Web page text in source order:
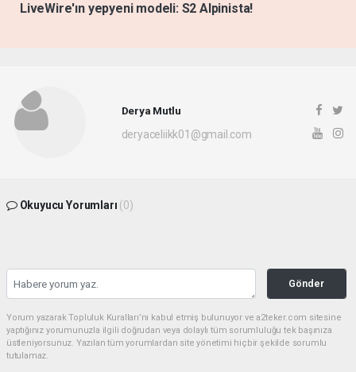
LiveWire'ın yepyeni modeli: S2 Alpinista!
Derya Mutlu
deryaceliikk01@gmail.com
Okuyucu Yorumları (0)
Gönder
Yorum yazarak Topluluk Kuralları’nı kabul etmiş bulunuyor ve a2teker.com sitesine
yaptığınız yorumunuzla ilgili doğrudan veya dolaylı tüm sorumluluğu tek başınıza
üstleniyorsunuz. Yazılan tüm yorumlardan site yönetimi hiçbir şekilde sorumlu
tutulamaz.